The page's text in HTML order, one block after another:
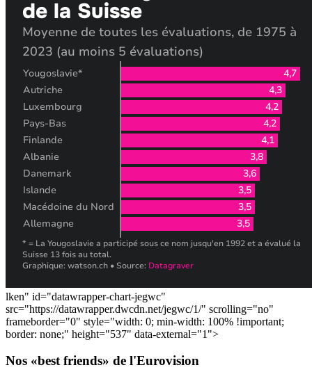
lken" id="datawrapper-chart-jegwc"
src="https://datawrapper.dwcdn.net/jegwc/1/" scrolling="no"
frameborder="0" style="width: 0; min-width: 100% !important;
border: none;" height="537" data-external="1">
Nos «best friends» de l'Eurovision